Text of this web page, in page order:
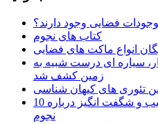
فضایی وجود دارند؟
کتاب های نجوم
انواع ماکت های فضایی
سیاره ای درست شبیه به
زمین کشف شد
تئوری های کیهان شناسی
10 واقعیت عجیب و شگفت انگیز درباره
نجوم